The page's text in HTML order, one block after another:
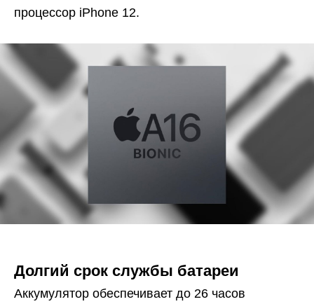
процессор iPhone 12.
Долгий срок службы батареи
Аккумулятор обеспечивает до 26 часов